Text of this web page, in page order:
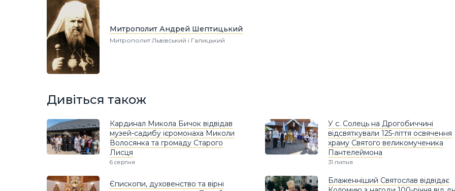
Митрополит Андрей Шептицький
Митрополит Львівський і Галицький
Дивіться також
Кардинал Микола Бичок відвідав
музей-садибу ієромонаха Миколи
Волосянка та громаду Старого
Лисця
6 серпня
У с. Солець на Дрогобиччині
відсвяткували 125-ліття освячення
храму Святого великомученика
Пантелеймона
31 липня
Єпископи, духовенство та вірні
Блаженніший Святослав відвідає